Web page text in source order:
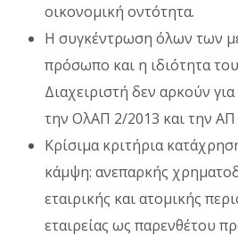
οικονομική οντότητα.
Η συγκέντρωση όλων των
πρόσωπο και η ιδιότητα
Διαχειριστή δεν αρκούν
την ΟλΑΠ 2/2013 και την ΑΠ
Κρίσιμα κριτήρια
κάμψη: ανεπαρκής
εταιρικής και ατομικής
εταιρείας ως παρενθέτου